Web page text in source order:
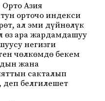
Азия
орточо индекси
ал эми дүйнөлүк
өз ара жардамдашуу
негизги
чөлкөмдө бекем
жана
сакталып
деп белгилешет